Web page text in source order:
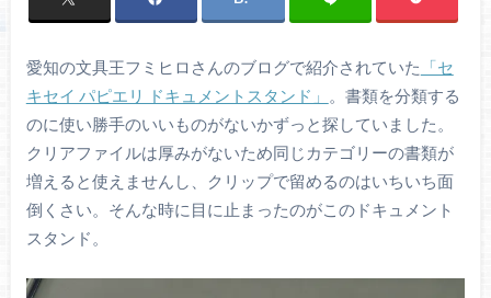
愛知の文具王フミヒロさんのブログで紹介されていた 「セ
キセイ パピエリ ドキュメントスタンド」
。書類を分類する
のに使い勝手のいいものがないかずっと探していました。
クリアファイルは厚みがないため同じカテゴリーの書類が
増えると使えませんし、クリップで留めるのはいちいち面
倒くさい。そんな時に目に止まったのがこのドキュメント
スタンド。